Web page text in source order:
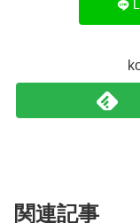
関連記事